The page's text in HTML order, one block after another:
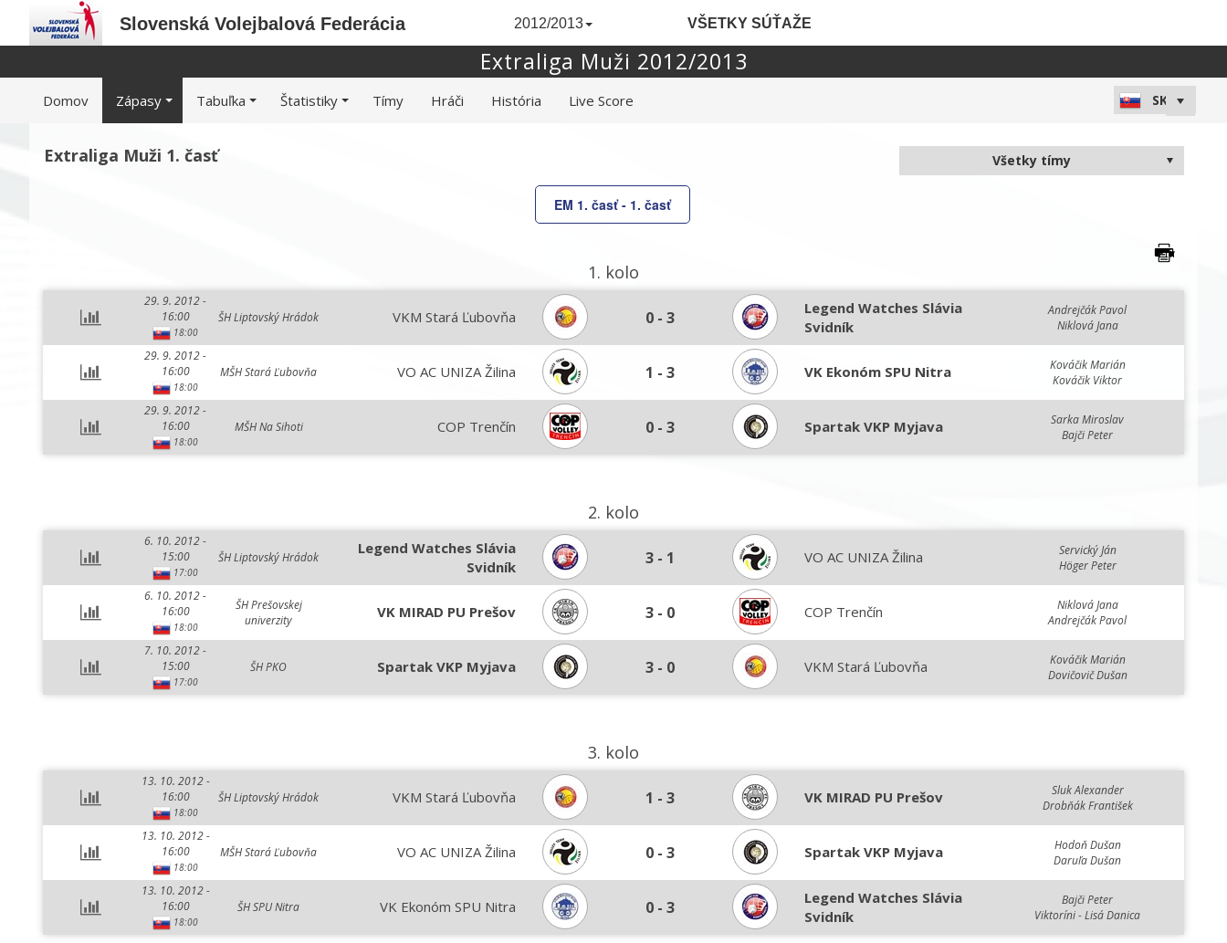
Slovenská Volejbalová Federácia 2012/2013 VŠETKY SÚŤAŽE
Extraliga Muži 2012/2013
Domov Zápasy Tabuľka Štatistiky Tímy Hráči História Live Score
Extraliga Muži 1. časť
EM 1. časť - 1. časť
1. kolo
29. 9. 2012 -
16:00
18:00
ŠH Liptovský Hrádok VKM Stará Ľubovňa 0 - 3
Legend Watches Slávia
Svidník
Andrejčák Pavol
Niklová Jana
29. 9. 2012 -
16:00
18:00
MŠH Stará Ľubovňa VO AC UNIZA Žilina 1 - 3 VK Ekonóm SPU Nitra
Kováčik Marián
Kováčik Viktor
29. 9. 2012 -
16:00
18:00
MŠH Na Sihoti COP Trenčín 0 - 3 Spartak VKP Myjava
Sarka Miroslav
Bajči Peter
2. kolo
6. 10. 2012 -
15:00
17:00
ŠH Liptovský Hrádok
Legend Watches Slávia
Svidník
3 - 1 VO AC UNIZA Žilina
Servický Ján
Höger Peter
6. 10. 2012 -
16:00
18:00
ŠH Prešovskej
univerzity
VK MIRAD PU Prešov 3 - 0 COP Trenčín
Niklová Jana
Andrejčák Pavol
7. 10. 2012 -
15:00
17:00
ŠH PKO Spartak VKP Myjava 3 - 0 VKM Stará Ľubovňa
Kováčik Marián
Dovičovič Dušan
3. kolo
13. 10. 2012 -
16:00
18:00
ŠH Liptovský Hrádok VKM Stará Ľubovňa 1 - 3 VK MIRAD PU Prešov
Sluk Alexander
Drobňák František
13. 10. 2012 -
16:00
18:00
MŠH Stará Ľubovňa VO AC UNIZA Žilina 0 - 3 Spartak VKP Myjava
Hodoň Dušan
Daruľa Dušan
13. 10. 2012 -
16:00
18:00
ŠH SPU Nitra VK Ekonóm SPU Nitra 0 - 3
Legend Watches Slávia
Svidník
Bajči Peter
Viktoríni - Lisá Danica